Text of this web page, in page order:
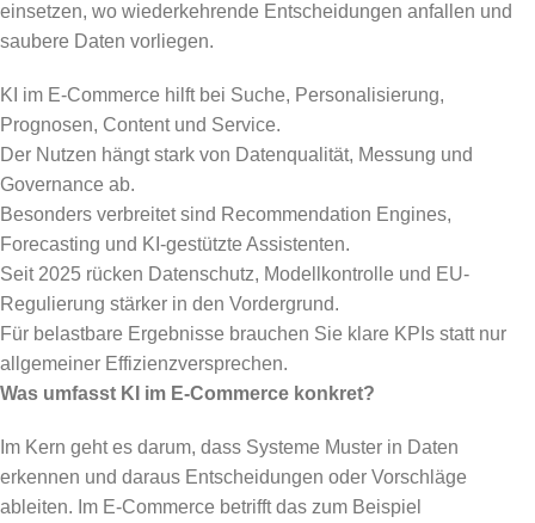
einsetzen, wo wiederkehrende Entscheidungen anfallen und
saubere Daten vorliegen.
KI im E-Commerce hilft bei Suche, Personalisierung,
Prognosen, Content und Service.
Der Nutzen hängt stark von Datenqualität, Messung und
Governance ab.
Besonders verbreitet sind Recommendation Engines,
Forecasting und KI-gestützte Assistenten.
Seit 2025 rücken Datenschutz, Modellkontrolle und EU-
Regulierung stärker in den Vordergrund.
Für belastbare Ergebnisse brauchen Sie klare KPIs statt nur
allgemeiner Effizienzversprechen.
Was umfasst KI im E-Commerce konkret?
Im Kern geht es darum, dass Systeme Muster in Daten
erkennen und daraus Entscheidungen oder Vorschläge
ableiten. Im E-Commerce betrifft das zum Beispiel